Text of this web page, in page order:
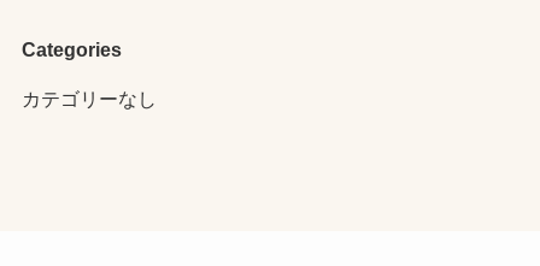
Categories
カテゴリーなし